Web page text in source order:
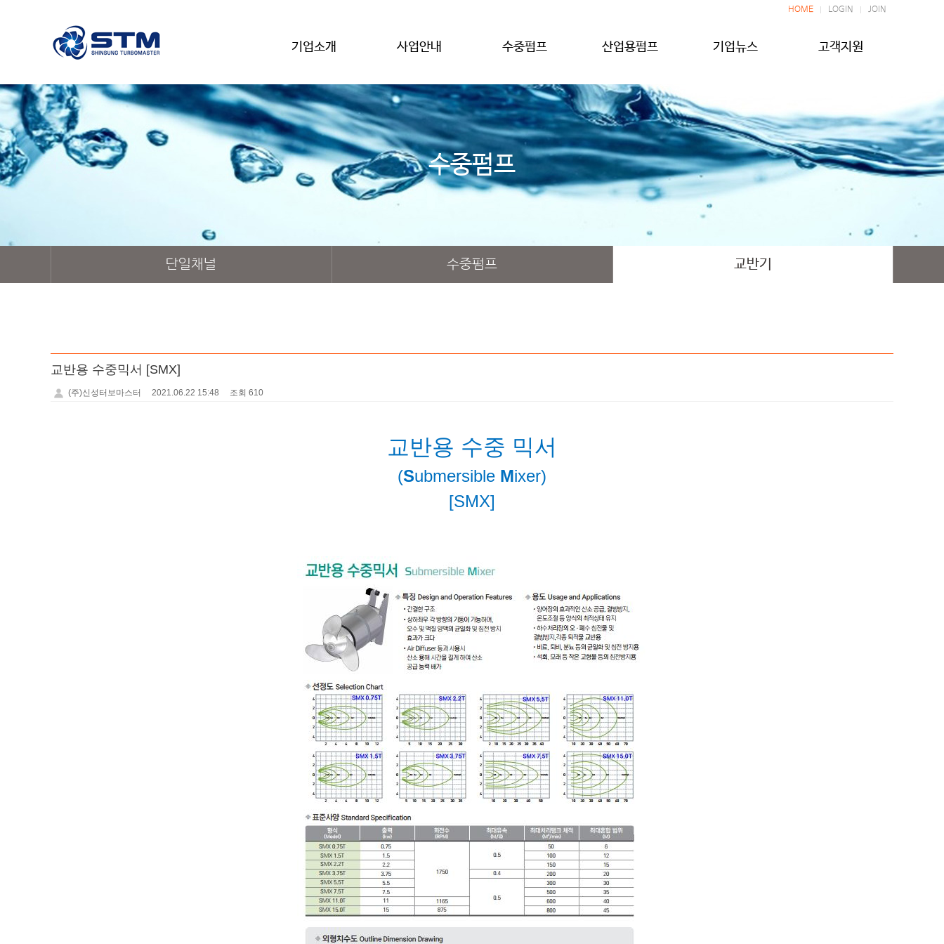
HOME LOGIN JOIN
기업소개 사업안내 수중펌프 산업용펌프 기업뉴스 고객지원
수중펌프
단일채널 수중펌프 교반기
교반용 수중믹서 [SMX]
(주)신성터보마스터 2021.06.22 15:48 조회 610
교반용 수중 믹서
(Submersible Mixer)
[SMX]